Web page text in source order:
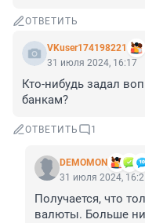
ОТВЕТИТЬ
VKuser174198221
31 июля 2024, 16:17
Кто-нибудь задал
банкам?
ОТВЕТИТЬ 1
DEMOMON
31 июля 2024,
Получается, что
валюты. Больше